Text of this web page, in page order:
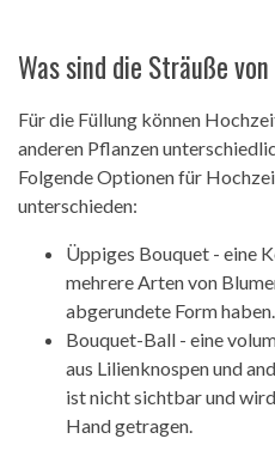
Was sind die Sträuße
Für die Füllung können
anderen Pflanzen
Folgende Optionen für
unterschieden:
Üppiges Bouquet - eine
mehrere Arten von
abgerundete Form haben.
Bouquet-Ball - eine
aus Lilienknospen und
ist nicht sichtbar und
Hand getragen.